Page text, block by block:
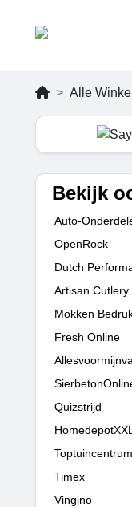
Alle Winkel
Bekijk
Auto-
OpenRock
Dutch
Artisan Cutlery
Mokken
Fresh Online
Quizstrijd
HomedepotXXL
Toptuincentrum
Timex
Vingino